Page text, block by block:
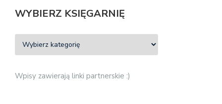
WYBIERZ KSIĘGARNIĘ
Wpisy zawierają linki partnerskie :)